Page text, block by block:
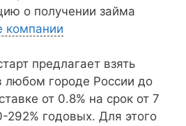
о получении займа
компании
предлагает взять
любом городе России до
от 0.8% на срок от 7
годовых. Для этого